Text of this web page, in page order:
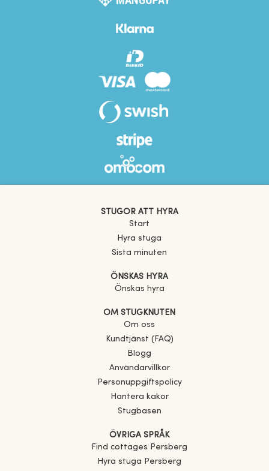
STUGOR ATT HYRA
Start
Hyra stuga
Sista minuten
ÖNSKAS HYRA
Önskas hyra
OM STUGKNUTEN
Om oss
Kundtjänst (FAQ)
Blogg
Användarvillkor
Personuppgiftspolicy
Hantera kakor
Stugbasen
ÖVRIGA SPRÅK
Find cottages
Persberg
Hyra stuga
Persberg